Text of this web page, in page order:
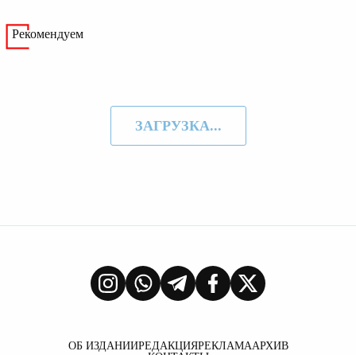
Рекомендуем
ЗАГРУЗКА...
ОБ ИЗДАНИИРЕДАКЦИЯРЕКЛАМААРХИВ